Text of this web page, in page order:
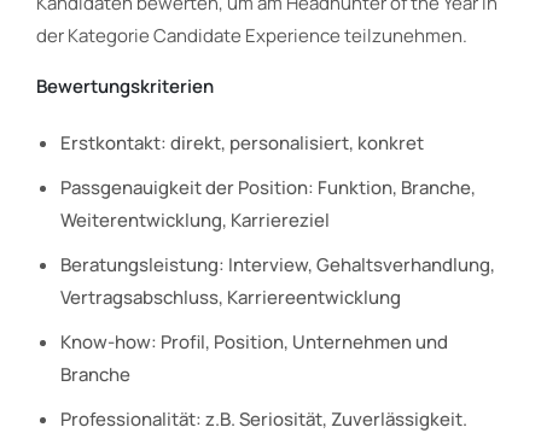
der Kategorie Candidate Experience teilzunehmen.
Bewertungskriterien
Erstkontakt: direkt, personalisiert, konkret
Passgenauigkeit der Position: Funktion, Branche,
Weiterentwicklung, Karriereziel
Beratungsleistung: Interview, Gehaltsverhandlung,
Vertragsabschluss, Karriereentwicklung
Know-how: Profil, Position, Unternehmen und
Branche
Professionalität: z.B. Seriosität, Zuverlässigkeit.